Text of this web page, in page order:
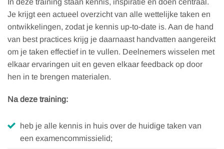
Je krijgt een actueel overzicht van alle wettelijke taken en
ontwikkelingen, zodat je kennis up-to-date is. Aan de hand
van best practices krijg je daarnaast handvatten aangereikt
om je taken effectief in te vullen. Deelnemers wisselen met
elkaar ervaringen uit en geven elkaar feedback op door
hen in te brengen materialen.
Na deze training:
heb je alle kennis in huis over de huidige taken van
een examencommissielid;